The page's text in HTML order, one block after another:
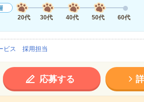
20代
30代 40代 50代 60代
ビス 採用担当
応募する